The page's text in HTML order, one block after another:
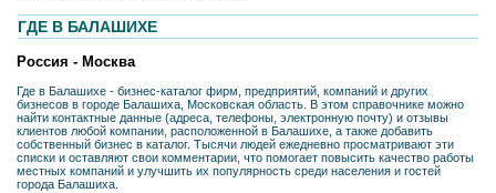
ГДЕ В БАЛАШИХЕ
Россия - Москва
Где в Балашихе - бизнес-каталог фирм, предприятий, компаний и других
бизнесов в городе Балашиха, Московская область. В этом справочнике можно
найти контактные данные (адреса, телефоны, электронную почту) и отзывы
клиентов любой компании, расположенной в Балашихе, а также добавить
собственный бизнес в каталог. Тысячи людей ежедневно просматривают эти
списки и оставляют свои комментарии, что помогает повысить качество работы
местных компаний и улучшить их популярность среди населения и гостей
города Балашиха.